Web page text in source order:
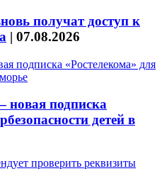
получат доступ к
| 07.08.2026
новая подписка
детей в